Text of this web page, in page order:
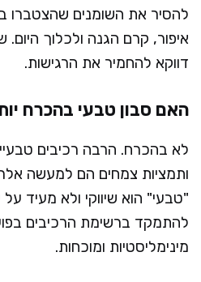
להסיר את השומנים שהצטברו
איפור, קרם הגנה ולכלוך היום.
דווקא להחמיר את הרגישות.
האם סבון טבעי בהכרח
לא בהכרח. הרבה רכיבים
ותמציות צמחים הם למעשה
"טבעי" הוא שיווקי ולא מעיד
להתמקד ברשימת הרכיבים
מינימליסטיות ומוכחות.